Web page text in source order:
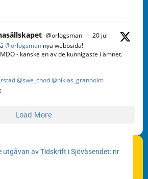
@orlogsman · 20 jul
@orlogsman nya webbsida!
- kanske en av de kunnigaste i ämnet.
@swe_chod@niklas_granholm
Load More
utgåvan av Tidskrift i Sjöväsendet: nr